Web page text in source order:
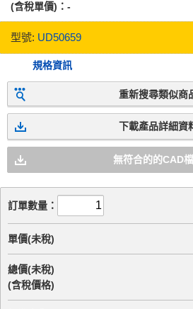
(含稅單價)： -
型號: UD50659
規格資訊
重新搜尋類似商
下載產品詳細資
無符合的的CAD
訂單數量：
單價(未稅)
總價(未稅)
(含稅價格)